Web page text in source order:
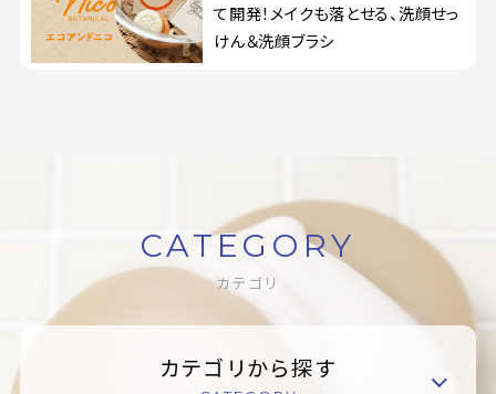
て開発！メイクも落とせる、洗顔せっ
けん＆洗顔ブラシ
CATEGORY
カテゴリ
カテゴリから探す